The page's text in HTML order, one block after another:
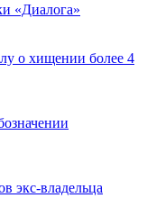
«Диалога»
о хищении более 4
экс-владельца